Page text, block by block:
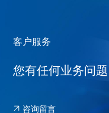
客户服务
您有任何业务问
咨询留言